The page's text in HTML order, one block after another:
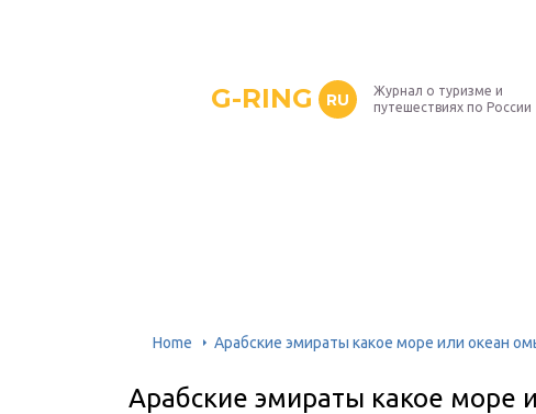
G-RING RU
Журнал о туризме и
путешествиях по России
Home Арабские эмираты какое море или океан
Арабские эмираты какое море